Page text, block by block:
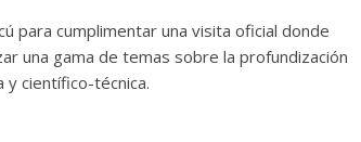
para cumplimentar una visita oficial donde
una gama de temas sobre la profundización
y científico-técnica.